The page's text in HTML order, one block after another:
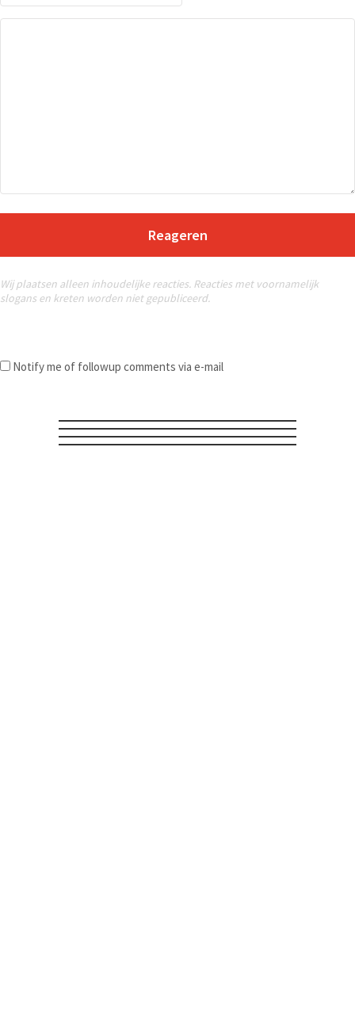
Reageren
Wij plaatsen alleen inhoudelijke reacties. Reacties met voornamelijk
slogans en kreten worden niet gepubliceerd.
Notify me of followup comments via e-mail